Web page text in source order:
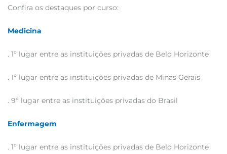
Confira os destaques por curso:
Medicina
. 1º lugar entre as instituições privadas de Belo Horizonte
. 1º lugar entre as instituições privadas de Minas Gerais
. 9º lugar entre as instituições privadas do Brasil
Enfermagem
. 1º lugar entre as instituições privadas de Belo Horizonte